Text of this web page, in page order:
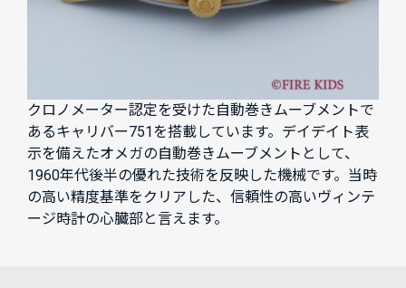
クロノメーター認定を受けた自動巻きムーブメントで
あるキャリバー751を搭載しています。デイデイト表
示を備えたオメガの自動巻きムーブメントとして、
1960年代後半の優れた技術を反映した機械です。当時
の高い精度基準をクリアした、信頼性の高いヴィンテ
ージ時計の心臓部と言えます。